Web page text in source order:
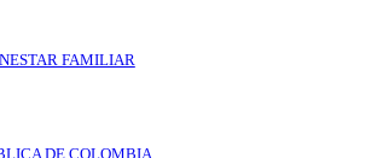
FAMILIAR
DE COLOMBIA